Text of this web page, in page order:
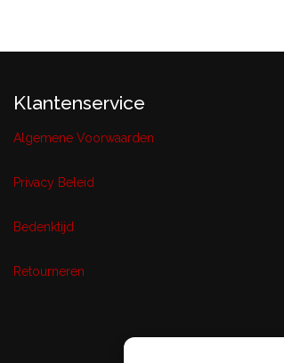
Klantenservice
Algemene Voorwaarden
Privacy Beleid
Bedenktijd
Retourneren